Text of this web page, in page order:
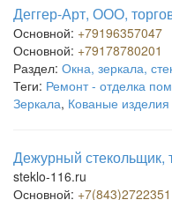
Деггер-Арт, ООО,
Основной: +79196357047
Основной: +79178780201
Раздел: Окна, зеркала,
Теги: Ремонт - отделка
Зеркала, Кованые изделия
Дежурный стекольщик,
steklo-116.ru
Основной: +7(843)2722351